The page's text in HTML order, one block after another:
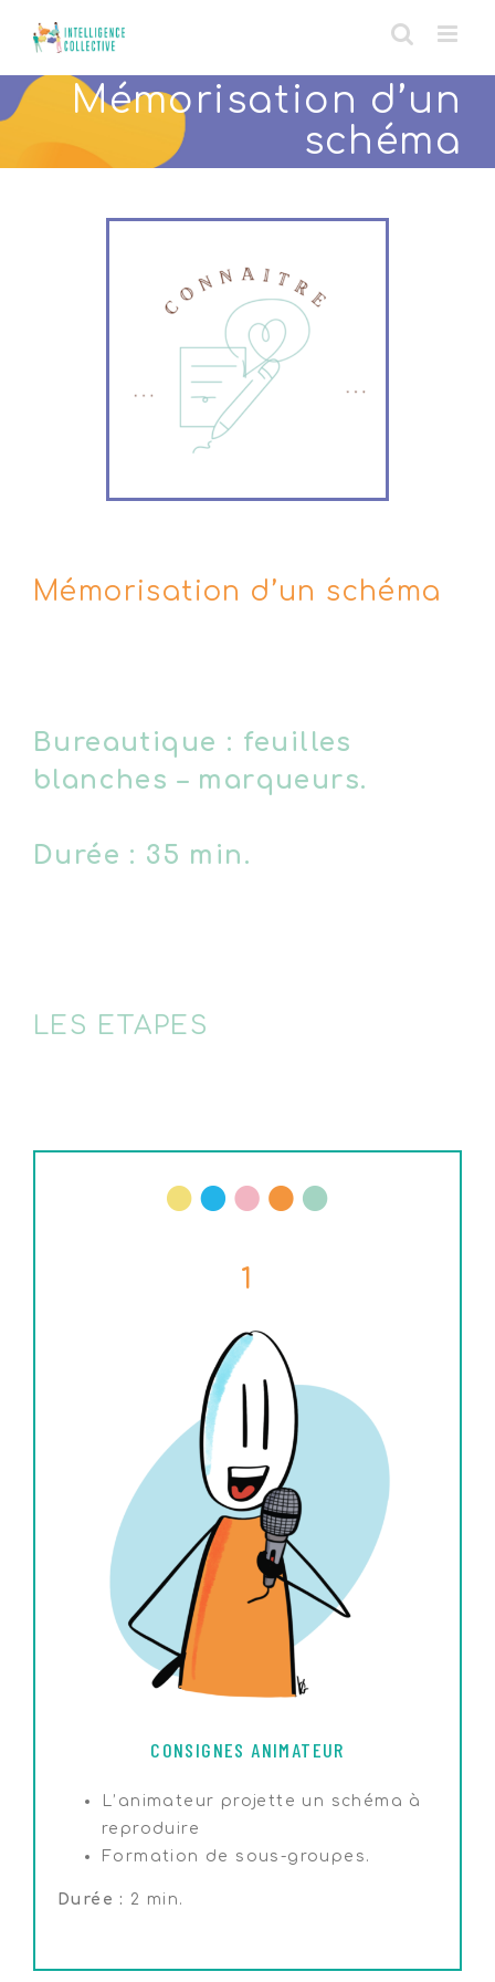
Mémorisation d’un
schéma
Mémorisation d’un schéma
Bureautique : feuilles
blanches – marqueurs.
Durée : 35 min.
LES ETAPES
1
CONSIGNES ANIMATEUR
L’animateur projette un schéma à
reproduire
Formation de sous-groupes.
Durée : 2 min.